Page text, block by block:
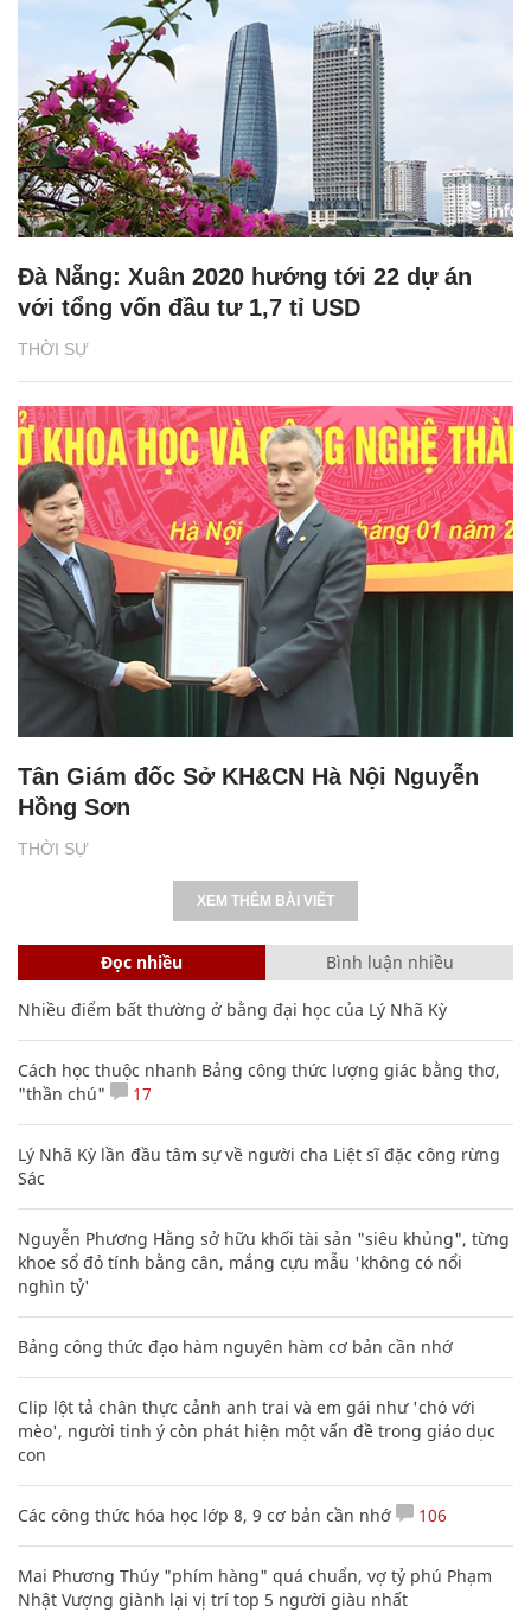
THỜI SỰ
Đà Nẵng: Xuân 2020 hướng tới 22 dự án
với tổng vốn đầu tư 1,7 tỉ USD
THỜI SỰ
Tân Giám đốc Sở KH&CN Hà Nội Nguyễn
Hồng Sơn
XEM THÊM BÀI VIẾT
Đọc nhiều Bình luận nhiều
Nhiều điểm bất thường ở bằng đại học của Lý Nhã Kỳ
Cách học thuộc nhanh Bảng công thức lượng giác bằng thơ,
"thần chú"
17
Lý Nhã Kỳ lần đầu tâm sự về người cha Liệt sĩ đặc công rừng
Sác
Nguyễn Phương Hằng sở hữu khối tài sản "siêu khủng", từng
khoe sổ đỏ tính bằng cân, mắng cựu mẫu 'không có nổi
nghìn tỷ'
Bảng công thức đạo hàm nguyên hàm cơ bản cần nhớ
Clip lột tả chân thực cảnh anh trai và em gái như 'chó với
mèo', người tinh ý còn phát hiện một vấn đề trong giáo dục
con
Các công thức hóa học lớp 8, 9 cơ bản cần nhớ 106
Mai Phương Thúy "phím hàng" quá chuẩn, vợ tỷ phú Phạm
Nhật Vượng giành lại vị trí top 5 người giàu nhất